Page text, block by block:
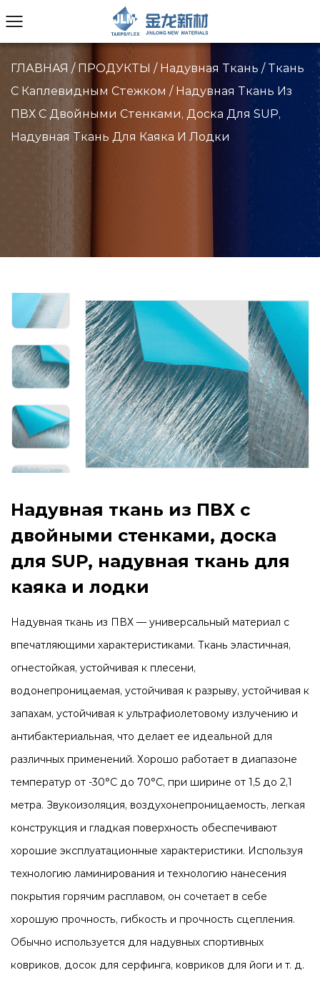
ГЛАВНАЯ / ПРОДУКТЫ / Надувная Ткань / Ткань
С Каплевидным Стежком / Надувная Ткань Из
ПВХ С Двойными Стенками, Доска Для SUP,
Надувная Ткань Для Каяка И Лодки
Надувная ткань из ПВХ с
двойными стенками, доска
для SUP, надувная ткань для
каяка и лодки
Надувная ткань из ПВХ — универсальный материал с
впечатляющими характеристиками. Ткань эластичная,
огнестойкая, устойчивая к плесени,
водонепроницаемая, устойчивая к разрыву, устойчивая к
запахам, устойчивая к ультрафиолетовому излучению и
антибактериальная, что делает ее идеальной для
различных применений. Хорошо работает в диапазоне
температур от -30°C до 70°C, при ширине от 1,5 до 2,1
метра. Звукоизоляция, воздухонепроницаемость, легкая
конструкция и гладкая поверхность обеспечивают
хорошие эксплуатационные характеристики. Используя
технологию ламинирования и технологию нанесения
покрытия горячим расплавом, он сочетает в себе
хорошую прочность, гибкость и прочность сцепления.
Обычно используется для надувных спортивных
ковриков, досок для серфинга, ковриков для йоги и т. д.